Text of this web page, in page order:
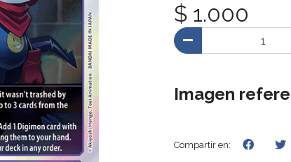
$ 1.000
Imagen
Compartir en: